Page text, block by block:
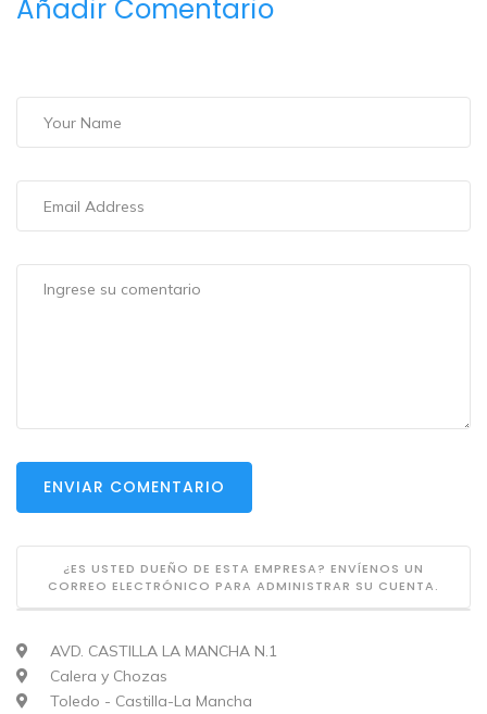
Añadir Comentario
ENVIAR COMENTARIO
¿ES USTED DUEÑO DE ESTA EMPRESA? ENVÍENOS UN
CORREO ELECTRÓNICO PARA ADMINISTRAR SU CUENTA.
AVD. CASTILLA LA MANCHA N.1
Calera y Chozas
Toledo - Castilla-La Mancha